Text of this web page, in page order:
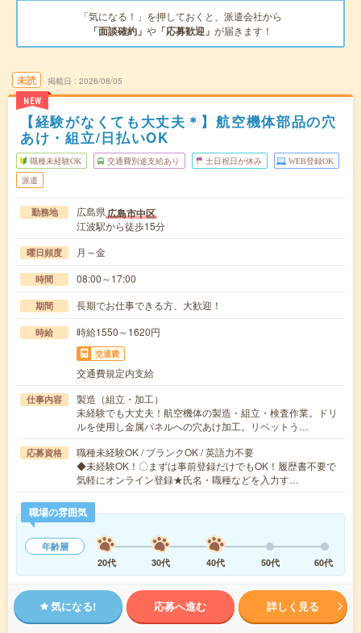
「気になる！」を押しておくと、派遣会社から
「面談確約」 や 「応募歓迎」 が届きます！
未読
NEW
掲載日 2026/08/05
【経験がなくても大丈夫＊】航空機体部品の穴
あけ・組立/日払いOK
職種未経験OK 交通費別途支給あり 土日祝日が休み WEB登録OK
派遣
勤務地 広島県広島市中区
江波駅から徒歩15分
曜日頻度 月～金
時間 08:00～17:00
期間 長期でお仕事できる方、大歓迎！
時給 時給1550～1620円
交通費
交通費規定内支給
仕事内容
製造（組立・加工）
未経験でも大丈夫！航空機体の製造・組立・検査作業。ドリ
ルを使用し金属パネルへの穴あけ加工。リベットう…
応募資格
職種未経験OK / ブランクOK / 英語力不要
◆未経験OK！〇まずは事前登録だけでもOK！履歴書不要で
気軽にオンライン登録★氏名・職種などを入力す…
職場の雰囲気
年齢層
20代
30代 40代 50代 60代
気になる! 応募へ進む 詳しく見る